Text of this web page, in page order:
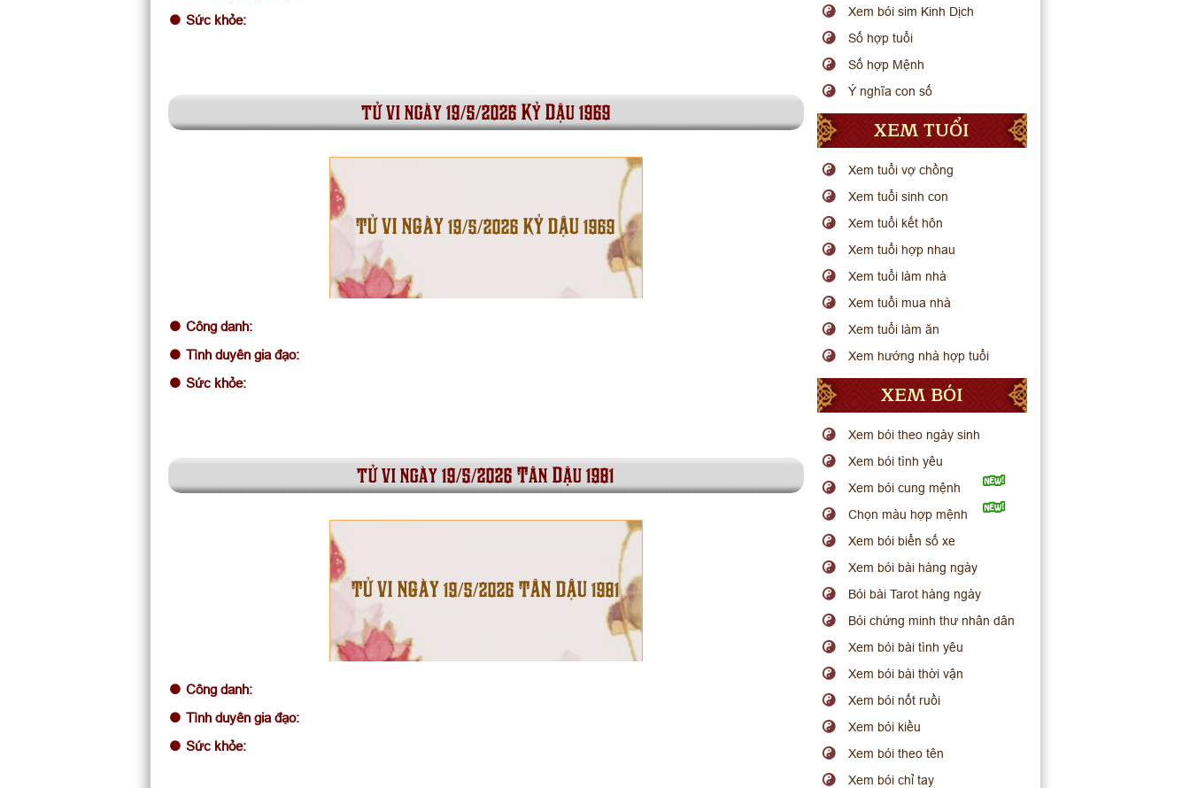
Sức khỏe:
tử vi ngày 19/5/2026 Kỷ Dậu 1969
TỬ VI NGÀY 19/5/2026 KỶ DẬU 1969
Công danh:
Tình duyên gia đạo:
Sức khỏe:
tử vi ngày 19/5/2026 Tân Dậu 1981
TỬ VI NGÀY 19/5/2026 TÂN DẬU 1981
Công danh:
Tình duyên gia đạo:
Sức khỏe:
Xem bói sim Kinh Dịch
Số hợp tuổi
Số hợp Mệnh
Ý nghĩa con số
XEM TUỔI
Xem tuổi vợ chồng
Xem tuổi sinh con
Xem tuổi kết hôn
Xem tuổi hợp nhau
Xem tuổi làm nhà
Xem tuổi mua nhà
Xem tuổi làm ăn
Xem hướng nhà hợp tuổi
XEM BÓI
Xem bói theo ngày sinh
Xem bói tình yêu
Xem bói cung mệnh
Chọn màu hợp mệnh
Xem bói biển số xe
Xem bói bài hàng ngày
Bói bài Tarot hàng ngày
Bói chứng minh thư nhân dân
Xem bói bài tình yêu
Xem bói bài thời vận
Xem bói nốt ruồi
Xem bói kiều
Xem bói theo tên
Xem bói chỉ tay